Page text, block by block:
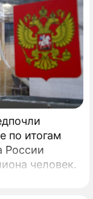
по итогам
России
человек.